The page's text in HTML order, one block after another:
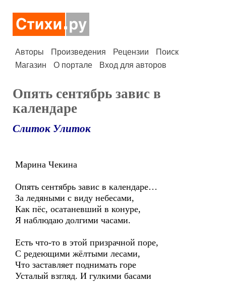
Авторы Произведения Рецензии
Поиск
Магазин
О портале Вход для авторов
Опять сентябрь завис в
календаре
Слиток Улиток
Марина Чекина
Опять сентябрь завис в календаре…
За ледяными с виду небесами,
Как пёс, осатаневший в конуре,
Я наблюдаю долгими часами.
Есть что-то в этой призрачной поре,
С редеющими жёлтыми лесами,
Что заставляет поднимать горе
Усталый взгляд. И гулкими басами